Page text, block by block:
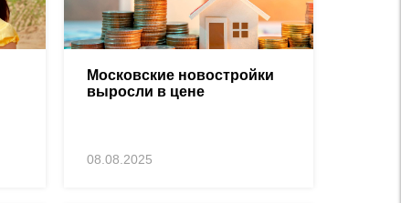
Московские новостройки
выросли в цене
08.08.2025